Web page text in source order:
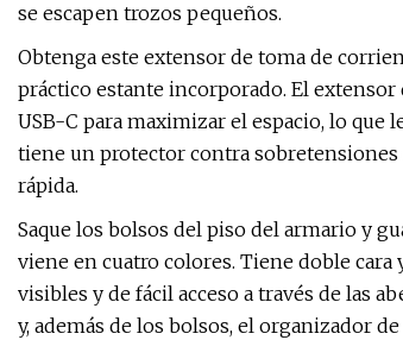
se escapen trozos pequeños.
Obtenga este extensor de toma de
práctico estante incorporado. El extensor
USB-C para maximizar el espacio, lo
tiene un protector contra
rápida.
Saque los bolsos del piso del armario y
viene en cuatro colores. Tiene doble
visibles y de fácil acceso a través de las
y, además de los bolsos, el organizador